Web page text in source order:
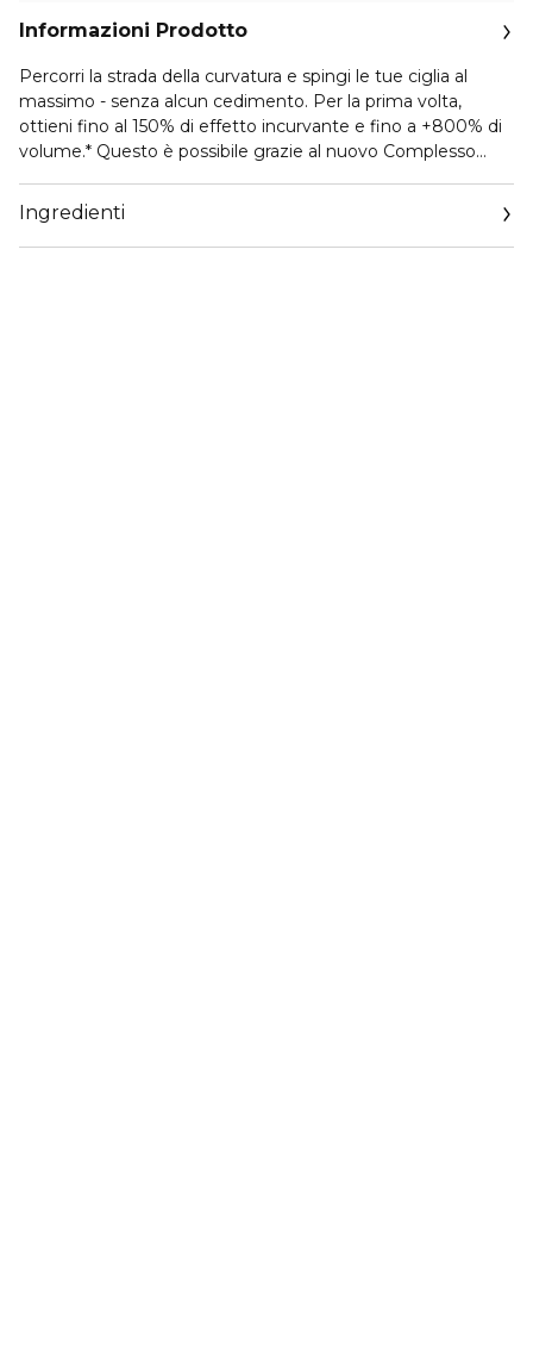
Informazioni Prodotto
Percorri la strada della curvatura e spingi le tue ciglia al
massimo - senza alcun cedimento. Per la prima volta,
ottieni fino al 150% di effetto incurvante e fino a +800% di
volume.* Questo è possibile grazie al nuovo Complesso
ore.** Il nostro innovativo scovolino a spirale a 40°, con 2
micro-serbatoi, riveste ogni singola ciglia per un volume e
una curvatura eccezionali. Perfetto per vivere la tua
Ingredienti